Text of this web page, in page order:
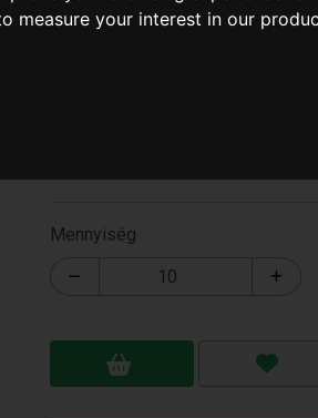
measure your interest in our
Mennyiség